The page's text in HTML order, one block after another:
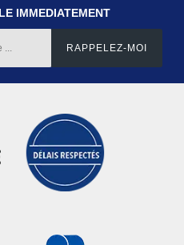
IMMEDIATEMENT